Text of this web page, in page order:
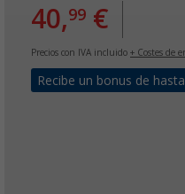
40,99 €
Precios con IVA incluido + Costes de
Recibe un bonus de